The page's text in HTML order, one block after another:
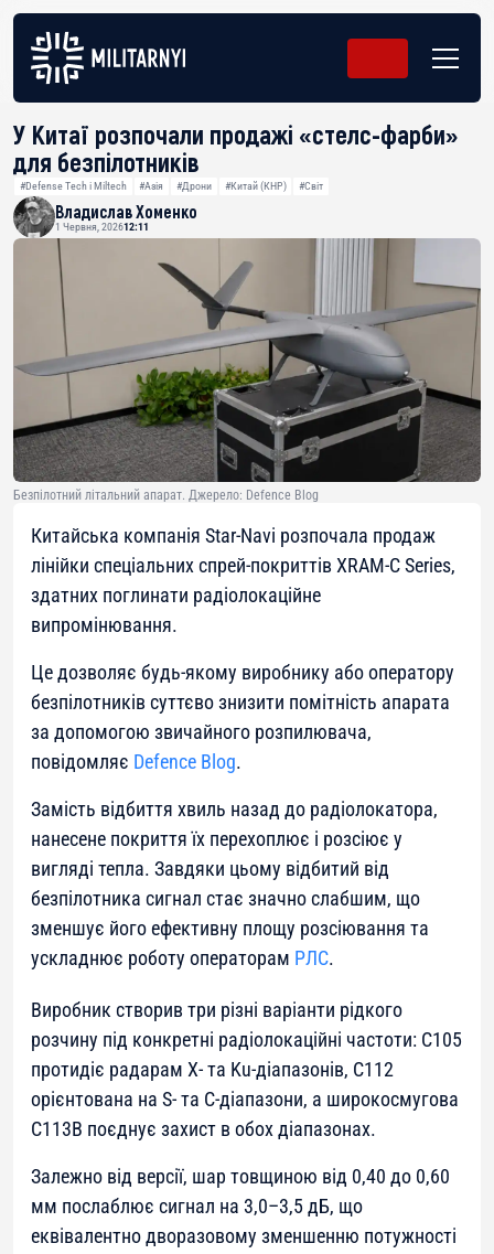
У Китаї розпочали продажі «стелс-фарби»
для безпілотників
#Defense Tech і Miltech #Азія #Дрони #Китай (КНР) #Світ
Владислав Хоменко
1 Червня, 202612:11
Безпілотний літальний апарат. Джерело: Defence Blog
Китайська компанія Star-Navi розпочала продаж
лінійки спеціальних спрей-покриттів XRAM-C Series,
здатних поглинати радіолокаційне
випромінювання.
Це дозволяє будь-якому виробнику або оператору
безпілотників суттєво знизити помітність апарата
за допомогою звичайного розпилювача,
повідомляє Defence Blog.
Замість відбиття хвиль назад до радіолокатора,
нанесене покриття їх перехоплює і розсіює у
вигляді тепла. Завдяки цьому відбитий від
безпілотника сигнал стає значно слабшим, що
зменшує його ефективну площу розсіювання та
ускладнює роботу операторам РЛС.
Виробник створив три різні варіанти рідкого
розчину під конкретні радіолокаційні частоти: C105
протидіє радарам X- та Ku-діапазонів, C112
орієнтована на S- та C-діапазони, а широкосмугова
C113B поєднує захист в обох діапазонах.
Залежно від версії, шар товщиною від 0,40 до 0,60
мм послаблює сигнал на 3,0–3,5 дБ, що
еквівалентно дворазовому зменшенню потужності